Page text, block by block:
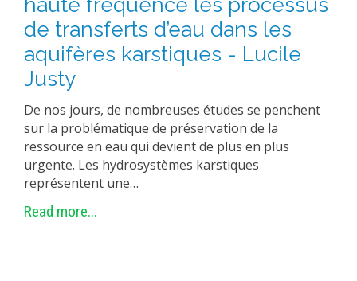
haute fréquence les processus
de transferts d’eau dans les
aquifères karstiques - Lucile
Justy
De nos jours, de nombreuses études se penchent
sur la problématique de préservation de la
ressource en eau qui devient de plus en plus
urgente. Les hydrosystèmes karstiques
représentent une…
Read more...